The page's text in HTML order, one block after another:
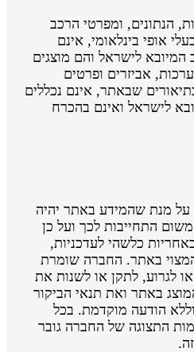
הנתונים, ומפרטי הרכב
אופי בינלאומי, אינם
לישראל והם מוצגים
אביזרים ופרטים
שבאתר, אינם נכללים
לישראל ואינם בהכרח
מנת שהמידע באתר יהיה
התחייבות לכך ועל כן
כלשהי לעדכניות,
באתר. החברה שומרת
לגרוע, לתקן או לשנות את
באתר ואת תנאי הביקור
הודעה מוקדמת. בכל
התצוגה של החברה גובר